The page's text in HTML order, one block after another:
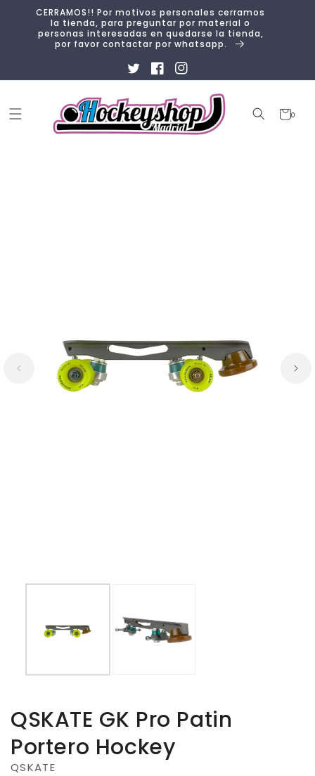
directamente
al contenido
CERRAMOS!! Por motivos personales cerramos
la tienda, para preguntar por material o
personas interesadas en quedarse la tienda,
por favor contactar por whatsapp.
TwitterFacebookInstagram
Carrito
0
0
artículos
QSKATE GK Pro Patin
Portero Hockey
QSKATE